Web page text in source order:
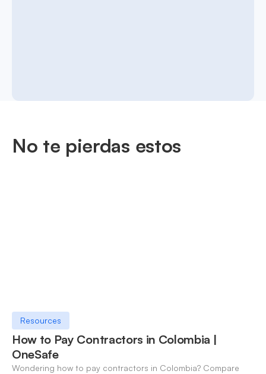
No te pierdas estos
Resources
How to Pay Contractors in Colombia |
OneSafe
Wondering how to pay contractors in Colombia? Compare